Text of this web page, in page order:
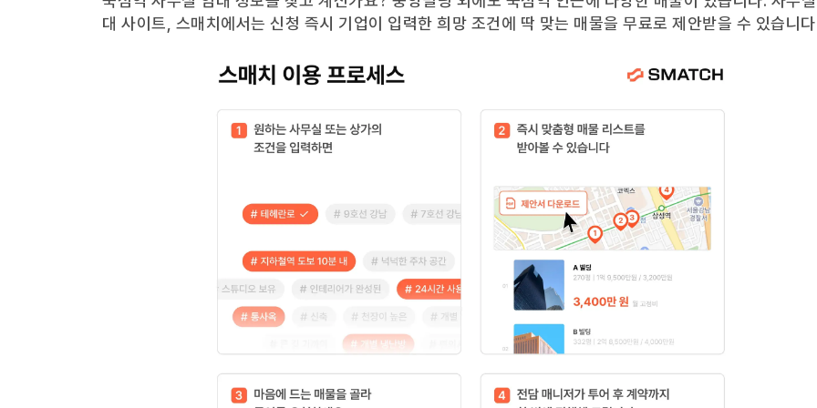
대 사이트, 스매치에서는 신청 즉시 기업이 입력한 희망 조건에 딱 맞는 매물을 무료로 제안받을 수 있습니